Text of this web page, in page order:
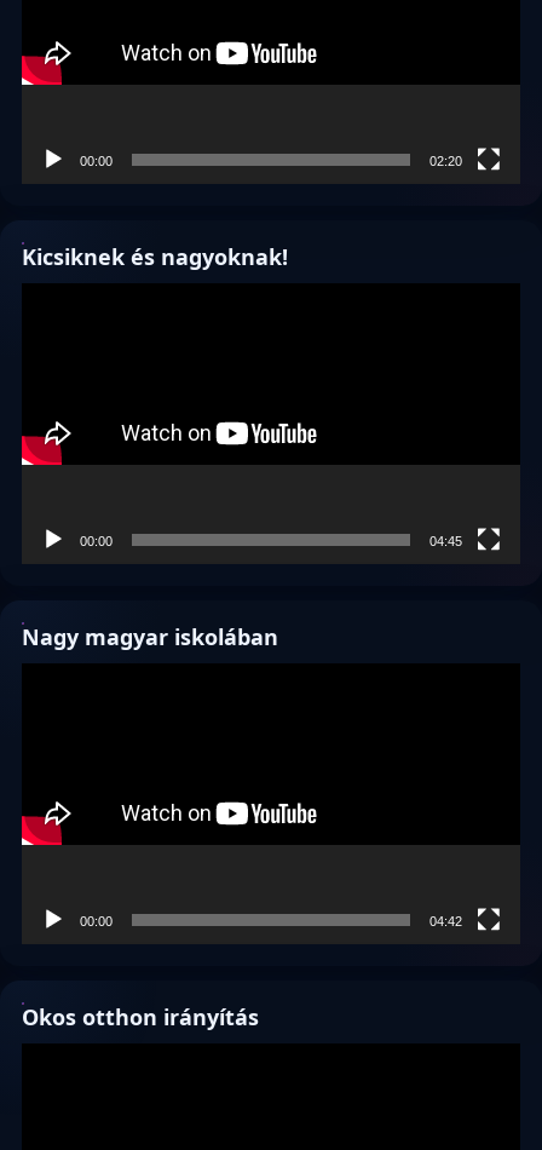
00:00 02:20
Kicsiknek és nagyoknak!
00:00 04:45
Nagy magyar iskolában
00:00 04:42
Okos otthon irányítás